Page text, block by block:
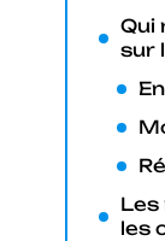
Qui
sur
les